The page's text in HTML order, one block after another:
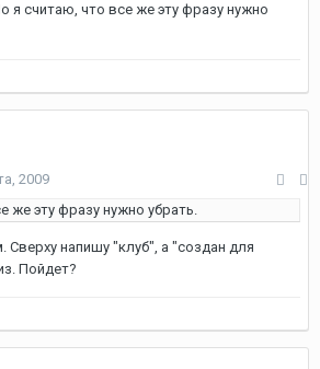
я считаю, что все же эту фразу нужно
2009
же эту фразу нужно убрать.
Сверху напишу "клуб", а "создан для
Пойдет?